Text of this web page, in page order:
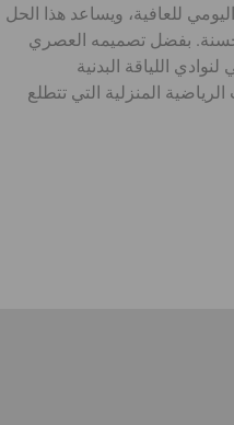
للعافية، ويساعد هذا الحل
بفضل تصميمه العصري
اللياقة البدنية
المنزلية التي تتطلع